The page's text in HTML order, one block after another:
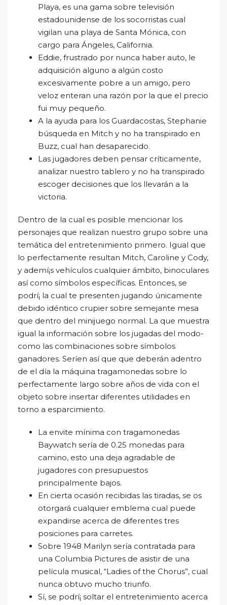
Playa, es una gama sobre televisión
estadounidense de los socorristas cual
vigilan una playa de Santa Mónica, con
cargo para Ángeles, California.
Eddie, frustrado por nunca haber auto, le
adquisición alguno a algún costo
excesivamente pobre a un amigo, pero
veloz enteran una razón por la que el precio
fui muy pequeño.
A la ayuda para los Guardacostas, Stephanie
búsqueda en Mitch y no ha transpirado en
Buzz, cual han desaparecido.
Las jugadores deben pensar críticamente,
analizar nuestro tablero y no ha transpirado
escoger decisiones que los llevarán a la
victoria.
Dentro de la cual es posible mencionar los
personajes que realizan nuestro grupo sobre una
temática del entretenimiento primero. Igual que
lo perfectamente resultan Mitch, Caroline y Cody,
y ademí¡s vehículos cualquier ámbito, binoculares
así­ como símbolos específicas. Entonces, se
podrí¡ la cual te presenten jugando únicamente
debido idéntico crupier sobre semejante mesa
que dentro del minijuego normal. La que muestra
igual la información sobre los jugadas del modo­
como las combinaciones sobre símbolos
ganadores. Serí­en así que que deberán adentro
de el día la máquina tragamonedas sobre lo
perfectamente largo sobre años de vida con el
objeto sobre insertar diferentes utilidades en
torno a esparcimiento.
La envite mínima con tragamonedas
Baywatch serí­a de 0.25 monedas para
camino, esto una deja agradable de
jugadores con presupuestos
principalmente bajos.
En cierta ocasión recibidas las tiradas, se os
otorgará cualquier emblema cual puede
expandirse acerca de diferentes tres
posiciones para carretes.
Sobre 1948 Marilyn serí­a contratada para
una Columbia Pictures de asistir de una
película musical, “Ladies of the Chorus”, cual
nunca obtuvo mucho triunfo.
Sí, se podrí¡ soltar el entretenimiento acerca